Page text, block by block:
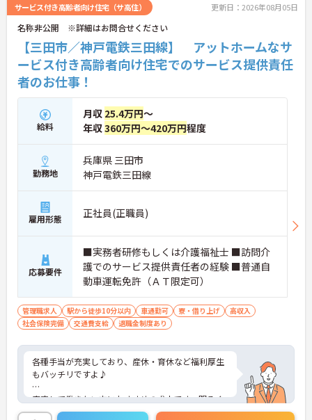
サービス付き高齢者向け住宅（サ高住） 更新日：2026年08月05日
名称非公開 ※詳細はお問合せください
【三田市／神戸電鉄三田線】 アットホームなサ
ービス付き高齢者向け住宅でのサービス提供責任
者のお仕事！
給料
月収 25.4万円～
年収360万円～420万円程度
勤務地
兵庫県 三田市
神戸電鉄三田線
雇用形態 正社員(正職員)
応募要件
■実務者研修もしくは介護福祉士 ■訪問介
護でのサービス提供責任者の経験 ■普通自
動車運転免許（ＡＴ限定可）
管理職求人 駅から徒歩10分以内 車通勤可 寮・借り上げ
高収入
社会保険完備
交通費支給 退職金制度あり
各種手当が充実しており、産休・育休など福利厚生
もバッチリですよ♪
安定して働きたい方におすすめの求人です。明るく
楽しい雰囲気の施設を一緒に作っていきましょう！